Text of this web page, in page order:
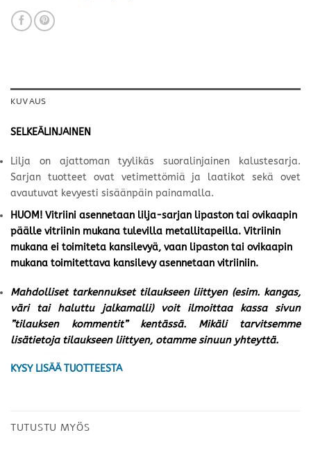
KUVAUS
SELKEÄLINJAINEN
Lilja on ajattoman tyylikäs suoralinjainen kalustesarja.
Sarjan tuotteet ovat vetimettömiä ja laatikot sekä ovet
avautuvat kevyesti sisäänpäin painamalla.
HUOM! Vitriini asennetaan lilja-sarjan lipaston tai ovikaapin
päälle vitriinin mukana tulevilla metallitapeilla. Vitriinin
mukana ei toimiteta kansilevyä, vaan lipaston tai ovikaapin
mukana toimitettava kansilevy asennetaan vitriiniin.
Mahdolliset tarkennukset tilaukseen liittyen (esim. kangas,
väri tai haluttu jalkamalli) voit ilmoittaa kassa sivun
”tilauksen kommentit” kentässä. Mikäli tarvitsemme
lisätietoja tilaukseen liittyen, otamme sinuun yhteyttä.
KYSY LISÄÄ TUOTTEESTA
TUTUSTU MYÖS